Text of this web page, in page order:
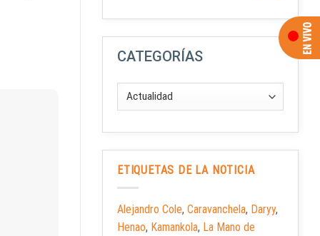
CATEGORÍAS
ETIQUETAS DE LA NOTICIA
Alejandro Cole, Caravanchela, Daryy,
Henao, Kamankola, La Mano de